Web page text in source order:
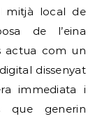
mitjà local de
de l’eina
actua com un
dissenyat
immediata i
que generin